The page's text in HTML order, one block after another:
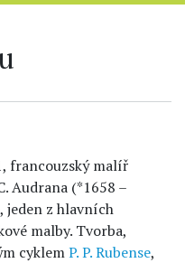
francouzský malíř
Audrana (*1658 –
jeden z hlavních
malby. Tvorba,
cyklemP. P. Rubense,